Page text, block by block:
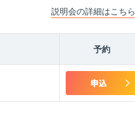
説明会の詳細はこちら
予約